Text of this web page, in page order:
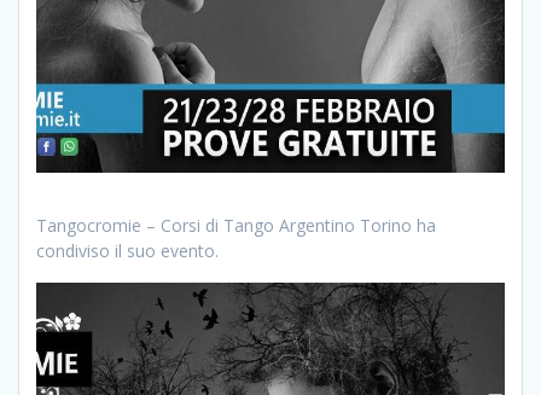
Tangocromie – Corsi di Tango Argentino Torino ha
condiviso il suo evento.